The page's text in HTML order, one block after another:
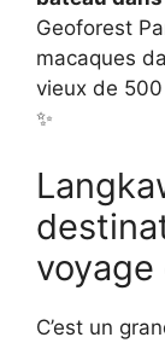
Geoforest
macaques
vieux de 500
✨
voyage
C’est un